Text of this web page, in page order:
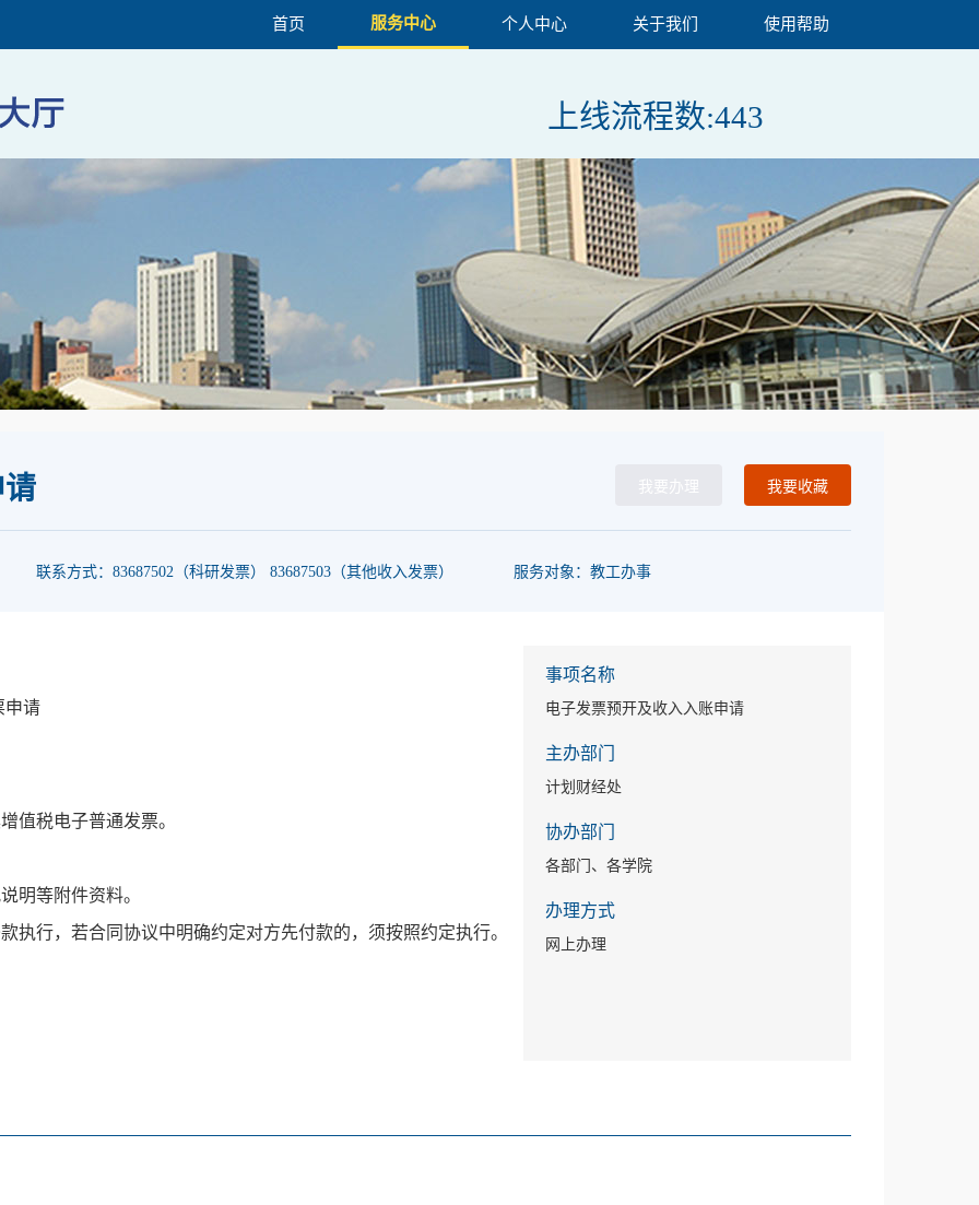
首页 服务中心 个人中心 关于我们 使用帮助
上线流程数:443
联系方式：83687502（科研发票） 83687503（其他收入发票） 服务对象：教工办事
申请
值税电子普通发票。
明等附件资料。
行，若合同协议中明确约定对方先付款的，须按照约定执行。
事项名称
电子发票预开及收入入账申请
主办部门
计划财经处
协办部门
各部门、各学院
办理方式
网上办理